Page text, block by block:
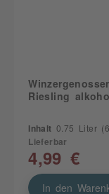
Riesling
Inhalt 0.75 Liter
Lieferbar
4,99 €
In den